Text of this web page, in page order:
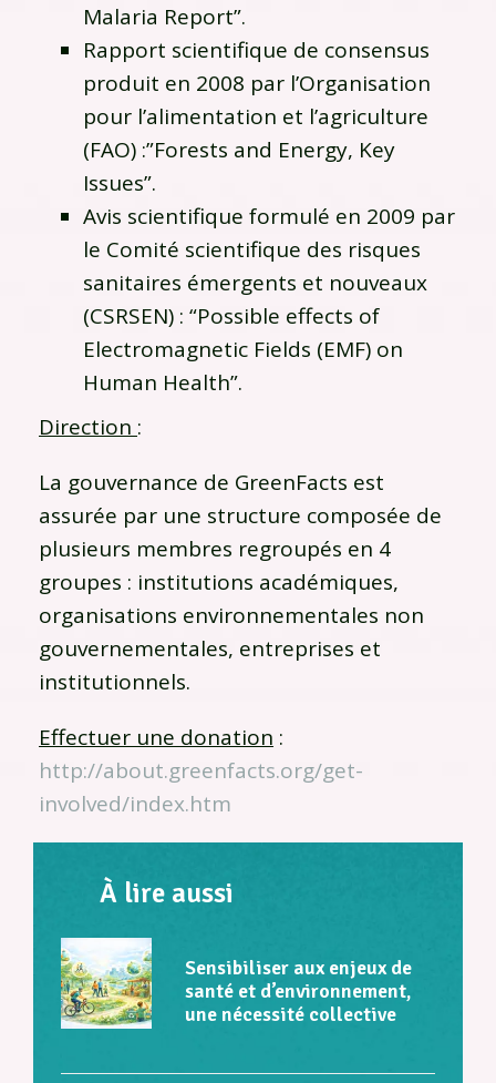
Malaria Report”.
Rapport scientifique de consensus
produit en 2008 par l’Organisation
pour l’alimentation et l’agriculture
(FAO) :”Forests and Energy, Key
Issues”.
Avis scientifique formulé en 2009 par
le Comité scientifique des risques
sanitaires émergents et nouveaux
(CSRSEN) : “Possible effects of
Electromagnetic Fields (EMF) on
Human Health”.
Direction :
La gouvernance de GreenFacts est
assurée par une structure composée de
plusieurs membres regroupés en 4
groupes : institutions académiques,
organisations environnementales non
gouvernementales, entreprises et
institutionnels.
Effectuer une donation :
http://about.greenfacts.org/get-
involved/index.htm
À lire aussi
Sensibiliser aux enjeux de
santé et d’environnement,
une nécessité collective